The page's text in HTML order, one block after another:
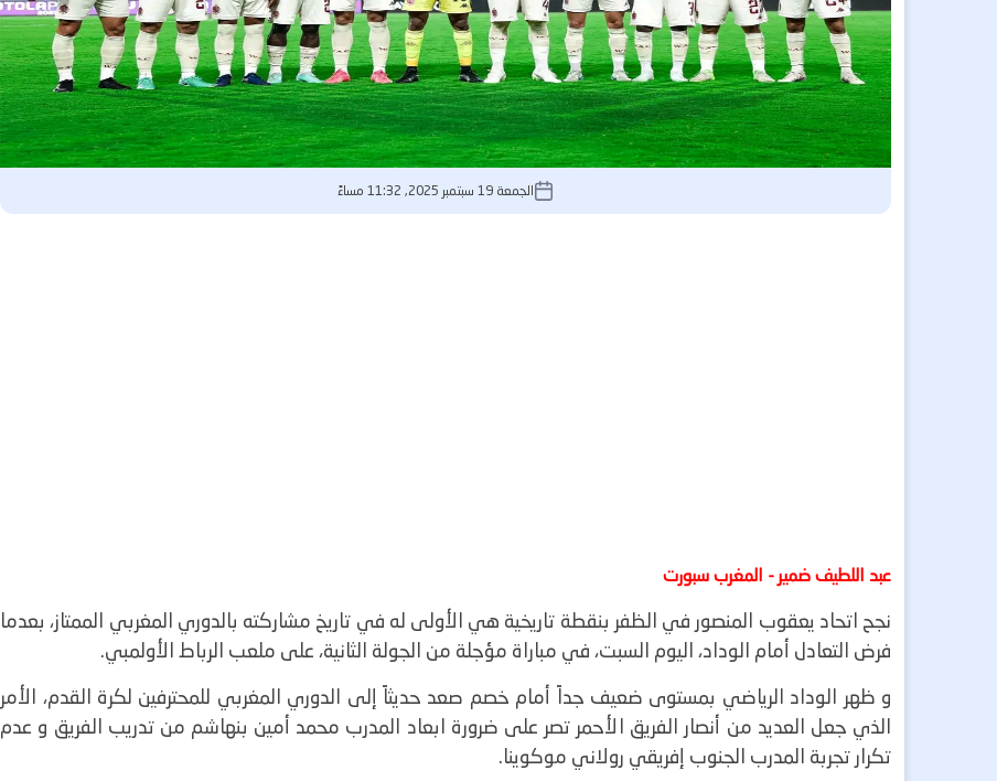
الجمعة 19 سبتمبر 2025, 11:32 مساءً
عبد اللطيف ضمير - المغرب سبورت
نجح اتحاد يعقوب المنصور في الظفر بنقطة تاريخية هي الأولى له في تاريخ مشاركته بالدوري المغربي الممتاز، بعدما
فرض التعادل أمام الوداد، اليوم السبت، في مباراة مؤجلة من الجولة الثانية، على ملعب الرباط الأولمبي.
و ظهر الوداد الرياضي بمستوى ضعيف جداً أمام خصم صعد حديثاً إلى الدوري المغربي للمحترفين لكرة القدم، الأمر
الذي جعل العديد من أنصار الفريق الأحمر تصر على ضرورة ابعاد المدرب محمد أمين بنهاشم من تدريب الفريق و عدم
تكرار تجربة المدرب الجنوب إفريقي رولاني موكوينا.